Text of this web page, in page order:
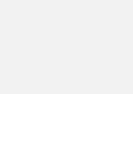
言要求提前准备英语成